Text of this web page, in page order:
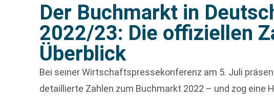
Der Buchmarkt in
2022/23: Die offiziellen
Überblick
Bei seiner Wirtschaftspressekonferenz am 5. Juli
detaillierte Zahlen zum Buchmarkt 2022 – und zog eine